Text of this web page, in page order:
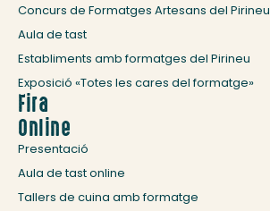
Concurs de Formatges Artesans del Pirineu
Aula de tast
Establiments amb formatges del Pirineu
Exposició «Totes les cares del formatge»
Fira
Online
Presentació
Aula de tast online
Tallers de cuina amb formatge